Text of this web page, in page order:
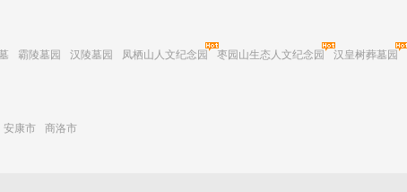
霸陵墓园 汉陵墓园 凤栖山人文纪念园 枣园山生态人文纪念园 汉皇树葬墓园
安康市 商洛市